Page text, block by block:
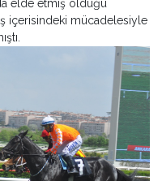
elde etmiş olduğu
içerisindeki mücadelesiyle